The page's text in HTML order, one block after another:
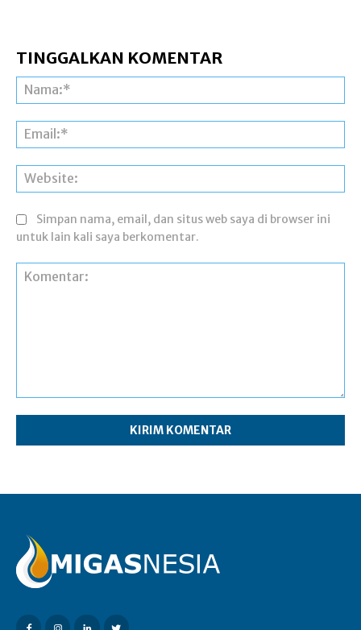
TINGGALKAN KOMENTAR
Simpan nama, email, dan situs web saya di browser ini
untuk lain kali saya berkomentar.